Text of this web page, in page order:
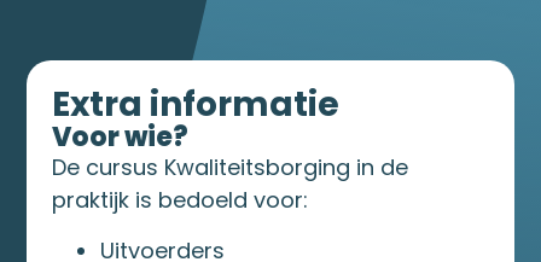
Extra informatie
Voor wie?
De cursus Kwaliteitsborging in de
praktijk is bedoeld voor:
Uitvoerders